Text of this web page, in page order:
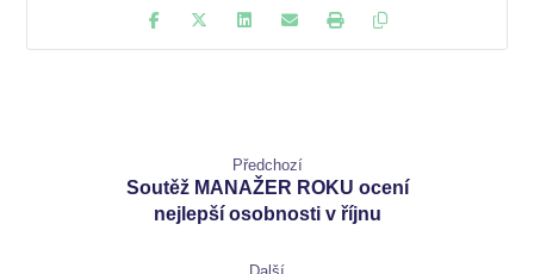
Předchozí
Soutěž MANAŽER ROKU ocení
nejlepší osobnosti v říjnu